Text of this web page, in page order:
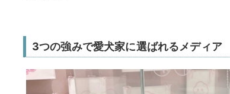
3つの強みで愛犬家に選ばれるメディア